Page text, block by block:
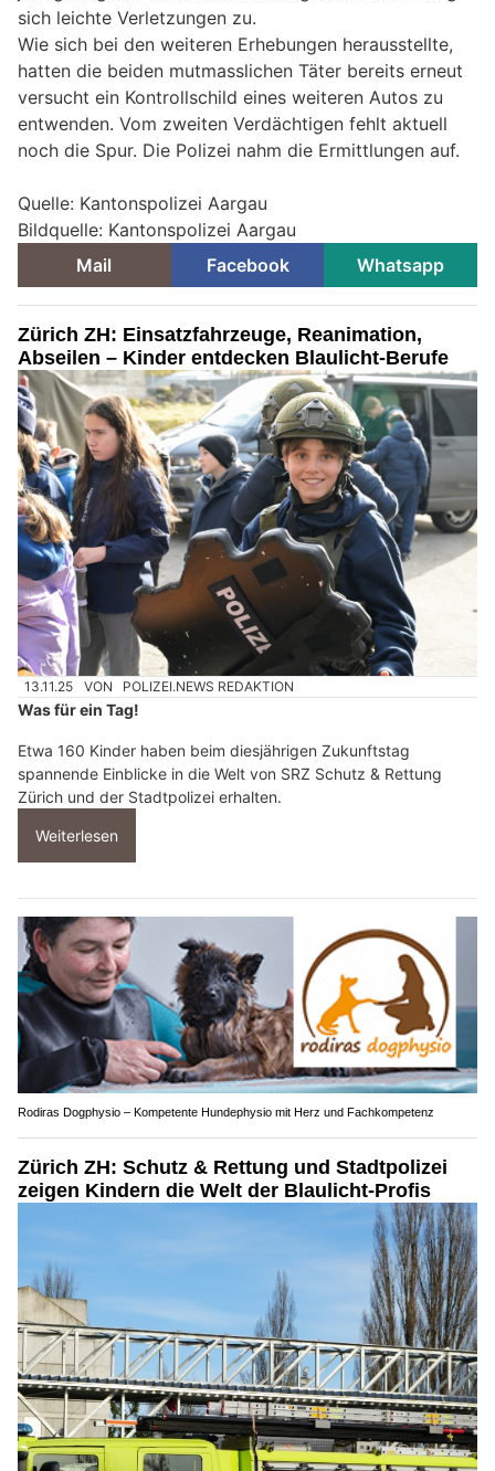
sich leichte Verletzungen zu.
Wie sich bei den weiteren Erhebungen herausstellte,
hatten die beiden mutmasslichen Täter bereits erneut
versucht ein Kontrollschild eines weiteren Autos zu
entwenden. Vom zweiten Verdächtigen fehlt aktuell
noch die Spur. Die Polizei nahm die Ermittlungen auf.
Quelle: Kantonspolizei Aargau
Bildquelle: Kantonspolizei Aargau
Mail
Facebook Whatsapp
Zürich ZH: Einsatzfahrzeuge, Reanimation,
Abseilen – Kinder entdecken Blaulicht-Berufe
13.11.25 VON POLIZEI.NEWS REDAKTION
Was für ein Tag!
Etwa 160 Kinder haben beim diesjährigen Zukunftstag
spannende Einblicke in die Welt von SRZ Schutz & Rettung
Zürich und der Stadtpolizei erhalten.
Weiterlesen
Rodiras Dogphysio – Kompetente Hundephysio mit Herz und Fachkompetenz
Zürich ZH: Schutz & Rettung und Stadtpolizei
zeigen Kindern die Welt der Blaulicht-Profis